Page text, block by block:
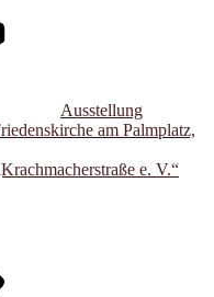
Ausstellung
am Palmplatz,
e. V.“